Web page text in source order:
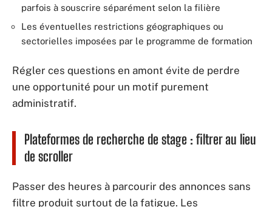
parfois à souscrire séparément selon la filière
Les éventuelles restrictions géographiques ou
sectorielles imposées par le programme de formation
Régler ces questions en amont évite de perdre
une opportunité pour un motif purement
administratif.
Plateformes de recherche de stage : filtrer au lieu
de scroller
Passer des heures à parcourir des annonces sans
filtre produit surtout de la fatigue. Les